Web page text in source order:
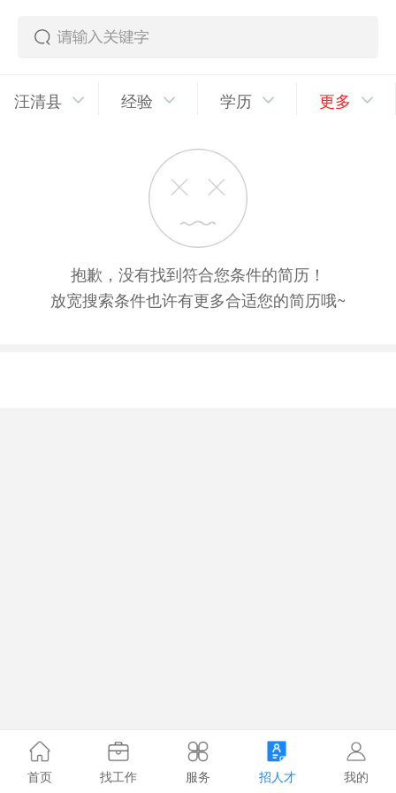
汪清县 经验 学历 更多
抱歉，没有找到符合您条件的简历！
放宽搜索条件也许有更多合适您的简历哦~
首页 找工作 服务 招人才 我的